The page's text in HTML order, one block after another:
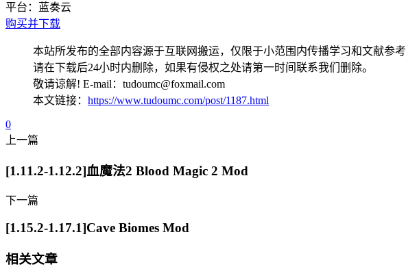
平台：
蓝奏云
购买并下载
本站所发布的全部内容源于互联网搬运，仅限于小范围内传播学习和文献参考
请在下载后24小时内删除，如果有侵权之处请第一时间联系我们删除。
敬请谅解! E-mail：tudoumc@foxmail.com
本文链接： https://www.tudoumc.com/post/1187.html
0
上一篇
[1.11.2-1.12.2]血魔法2 Blood Magic 2 Mod
下一篇
[1.15.2-1.17.1]Cave Biomes Mod
相关文章